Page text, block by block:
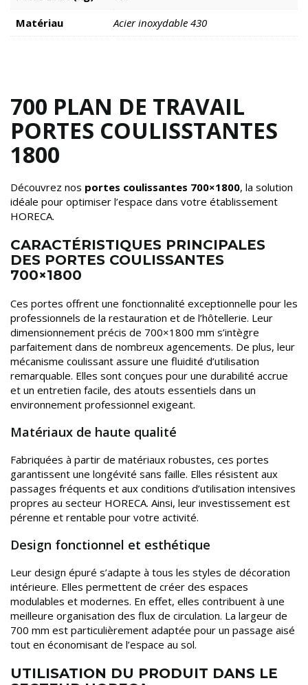
Matériau
Acier inoxydable 430
700 PLAN DE TRAVAIL
PORTES COULISSTANTES
1800
Découvrez nos portes coulissantes 700×1800, la solution
idéale pour optimiser l’espace dans votre établissement
HORECA.
CARACTÉRISTIQUES PRINCIPALES
DES PORTES COULISSANTES
700×1800
Ces portes offrent une fonctionnalité exceptionnelle pour les
professionnels de la restauration et de l’hôtellerie. Leur
dimensionnement précis de 700×1800 mm s’intègre
parfaitement dans de nombreux agencements. De plus, leur
mécanisme coulissant assure une fluidité d’utilisation
remarquable. Elles sont conçues pour une durabilité accrue
et un entretien facile, des atouts essentiels dans un
environnement professionnel exigeant.
Matériaux de haute qualité
Fabriquées à partir de matériaux robustes, ces portes
garantissent une longévité sans faille. Elles résistent aux
passages fréquents et aux conditions d’utilisation intensives
propres au secteur HORECA. Ainsi, leur investissement est
pérenne et rentable pour votre activité.
Design fonctionnel et esthétique
Leur design épuré s’adapte à tous les styles de décoration
intérieure. Elles permettent de créer des espaces
modulables et modernes. En effet, elles contribuent à une
meilleure organisation des flux de circulation. La largeur de
700 mm est particulièrement adaptée pour un passage aisé
tout en économisant de l’espace au sol.
UTILISATION DU PRODUIT DANS LE